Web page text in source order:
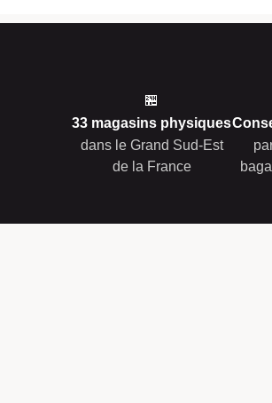
🏪
33 magasins physiques
dans le Grand Sud-Est
de la France